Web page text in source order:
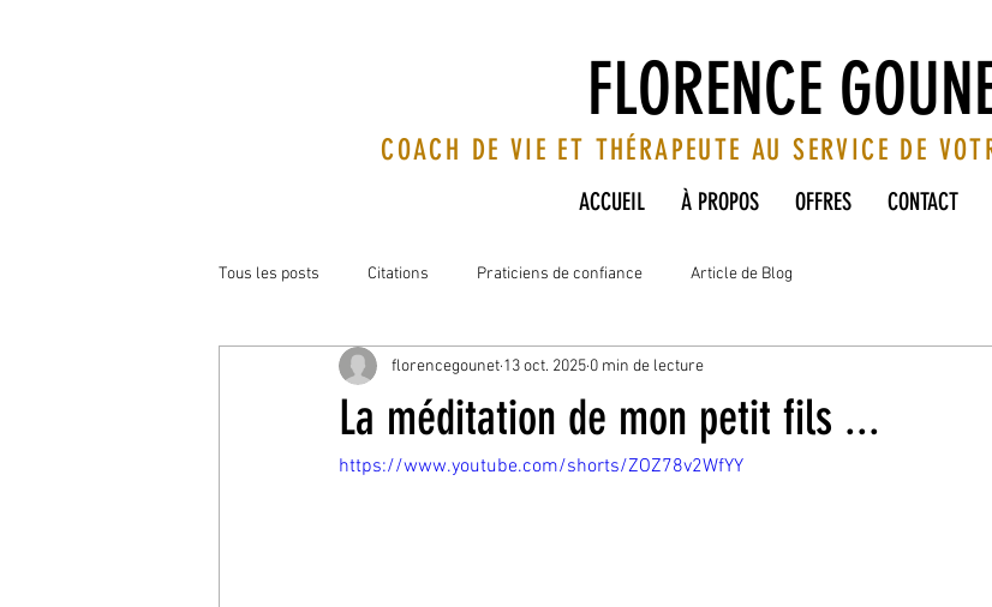
FLORENCE
COACH DE VIE ET THÉRAPEUTE AU SERVICE DE
ACCUEIL À PROPOS OFFRES CONTACT
Tous les posts Citations Praticiens de confiance Article de Blog
La méditation de mon petit fils ...
florencegounet 13 oct. 2025 0 min de lecture
https://www.youtube.com/shorts/ZOZ78v2WfYY